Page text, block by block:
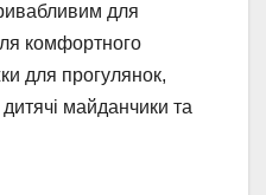
для
комфортного
для прогулянок,
майданчики та